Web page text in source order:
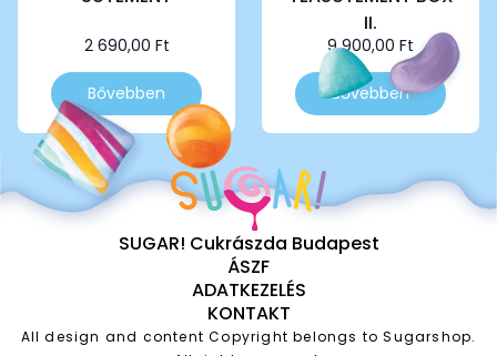
2 690,00 Ft
Bővebben
II.
9 900,00 Ft
Bővebben
SUGAR! Cukrászda Budapest
ÁSZF
ADATKEZELÉS
KONTAKT
All design and content Copyright belongs to Sugarshop.